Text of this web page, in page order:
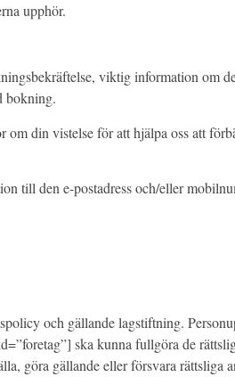
upphör.
viktig information om
bokning.
din vistelse för att hjälpa oss att
till den e-postadress och/eller
och gällande lagstiftning.
ska kunna fullgöra de
göra gällande eller försvara rättsliga